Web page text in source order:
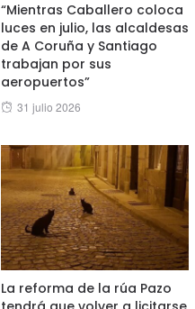
“Mientras Caballero coloca
luces en julio, las alcaldesas
de A Coruña y Santiago
trabajan por sus
aeropuertos”
Posted
31 julio 2026
La reforma de la rúa Pazo